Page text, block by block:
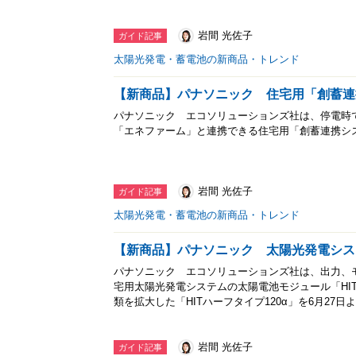
ガイド記事
岩間 光佐子
太陽光発電・蓄電池の新商品・トレンド
【新商品】パナソニック 住宅用「創蓄
パナソニック エコソリューションズ社は、停電時
「エネファーム」と連携できる住宅用「創蓄連携
ガイド記事
岩間 光佐子
太陽光発電・蓄電池の新商品・トレンド
【新商品】パナソニック 太陽光発電シ
パナソニック エコソリューションズ社は、出力、
宅用太陽光発電システムの太陽電池モジュール「
類を拡大した「HITハーフタイプ120α」を6月27日
ガイド記事 岩間 光佐子